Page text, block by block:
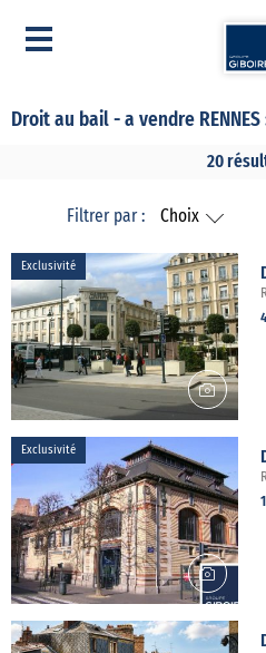
Droit au bail - a vendre
20
Filtrer par : Choix
Exclusivité
Exclusivité